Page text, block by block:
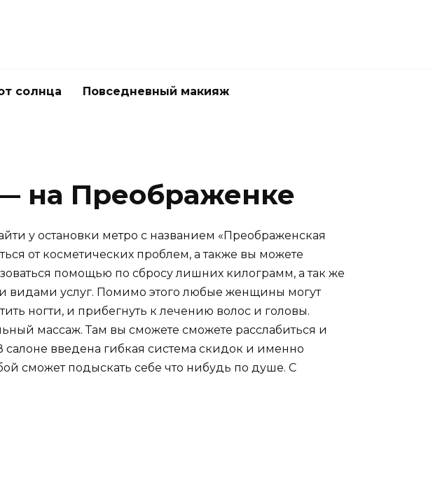
солнца Повседневный макияж
на Преображенке
у остановки метро с названием «Преображенская
от косметических проблем, а также вы можете
помощью по сбросу лишних килограмм, а так же
услуг. Помимо этого любые женщины могут
ногти, и прибегнуть к лечению волос и головы.
массаж. Там вы сможете сможете расслабиться и
введена гибкая система скидок и именно
сможет подыскать себе что нибудь по душе. С